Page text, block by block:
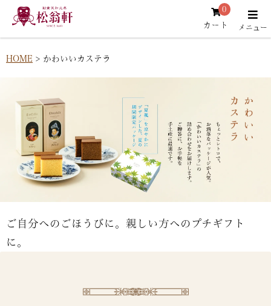
カート
0
HOME かわいいカステラ
ご自分へのごほうびに。親しい方へのプチギフト
に。